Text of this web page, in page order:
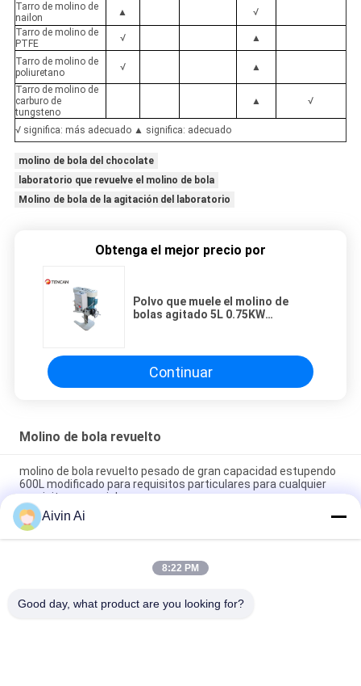
Tarro de molino de
nailon
▲
√
Tarro de molino de
PTFE
√ ▲
Tarro de molino de
poliuretano
√
▲
Tarro de molino de
carburo de
tungsteno
▲ √
√ significa: más adecuado ▲ significa: adecuado
molino de bola del chocolate
laboratorio que revuelve el molino de bola
Molino de bola de la agitación del laboratorio
Obtenga el mejor precio por
Polvo que muele el molino de
bolas agitado 5L 0.75KW
Continuar
Molino de bola revuelto
molino de bola revuelto pesado de gran capacidad estupendo
600L modificado para requisitos particulares para cualquier
requisitos especiales
Tipo pesado molino de bola de pulido mojado 500L para pintar
y el pigmento del aceite
Molino de bola revuelto resistente de la fabricación de
Aivin Ai
8:22 PM
Good day, what product are you looking for?